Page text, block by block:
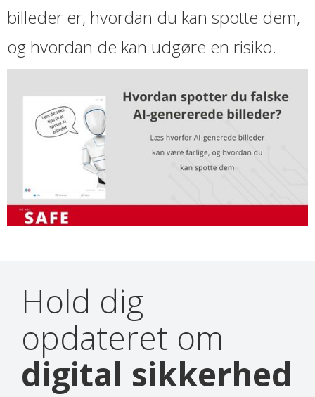
billeder er, hvordan du kan spotte dem,
og hvordan de kan udgøre en risiko.
Hold dig
opdateret om
digital sikkerhed